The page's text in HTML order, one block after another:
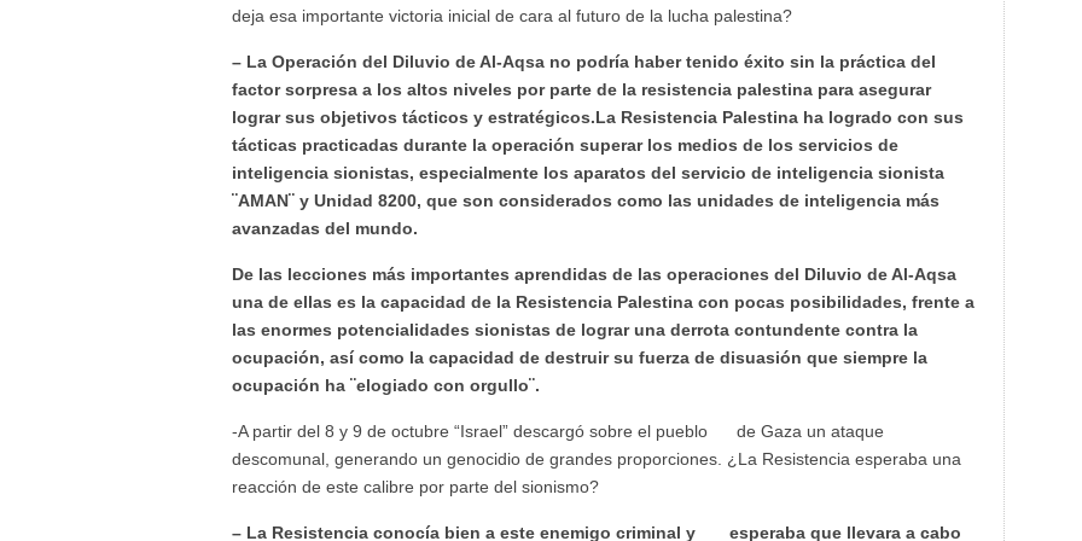
deja esa importante victoria inicial de cara al futuro de la lucha palestina?
– La Operación del Diluvio de Al-Aqsa no podría haber tenido éxito sin la práctica del
factor sorpresa a los altos niveles por parte de la resistencia palestina para asegurar
lograr sus objetivos tácticos y estratégicos.La Resistencia Palestina ha logrado con sus
tácticas practicadas durante la operación superar los medios de los servicios de
inteligencia sionistas, especialmente los aparatos del servicio de inteligencia sionista
¨AMAN¨ y Unidad 8200, que son considerados como las unidades de inteligencia más
avanzadas del mundo.
De las lecciones más importantes aprendidas de las operaciones del Diluvio de Al-Aqsa
una de ellas es la capacidad de la Resistencia Palestina con pocas posibilidades, frente a
las enormes potencialidades sionistas de lograr una derrota contundente contra la
ocupación, así como la capacidad de destruir su fuerza de disuasión que siempre la
ocupación ha ¨elogiado con orgullo¨.
-A partir del 8 y 9 de octubre “Israel” descargó sobre el pueblo de Gaza un ataque
descomunal, generando un genocidio de grandes proporciones. ¿La Resistencia esperaba una
reacción de este calibre por parte del sionismo?
– La Resistencia conocía bien a este enemigo criminal y esperaba que llevara a cabo